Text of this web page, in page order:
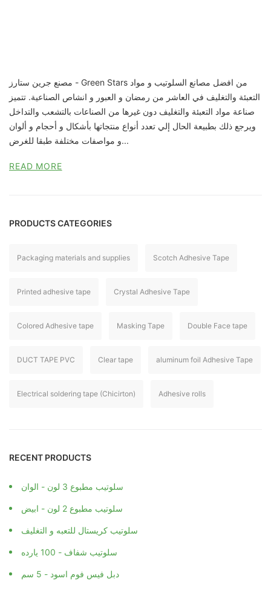
مصنع جرين ستارز - Green Stars من افضل مصانع السلوتيب و مواد
التعبئة والتغليف في العاشر من رمضان و العبور و انشاص الصناعية. تتميز
صناعة مواد التعبئة والتغليف دون غيرها من الصناعات بالتشعب والتداخل
ويرجع ذلك بطبيعة الحال إلي تعدد أنواع منتجاتها بأشكال و أحجام و ألوان
و مواصفات مختلفة طبقا للغرض...
READ MORE
PRODUCTS CATEGORIES
Packaging materials and supplies Scotch Adhesive Tape
Printed adhesive tape Crystal Adhesive Tape
Colored Adhesive tape Masking Tape Double Face tape
DUCT TAPE PVC Clear tape aluminum foil Adhesive Tape
Electrical soldering tape (Chicirton) Adhesive rolls
RECENT PRODUCTS
سلوتيب مطبوع 3 لون - الوان
سلوتيب مطبوع 2 لون - ابيض
سلوتيب كريستال للتعبه و التغليف
سلوتيب شفاف - 100 يارده
دبل فيس فوم اسود - 5 سم